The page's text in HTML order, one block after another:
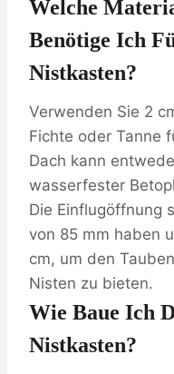
Welche
Benötige Ich
Nistkasten?
Verwenden Sie 2
Fichte oder Tanne
Dach kann
wasserfester
Die Einflugöffnung
von 85 mm haben
cm, um den
Nisten zu bieten.
Wie Baue Ich
Nistkasten?